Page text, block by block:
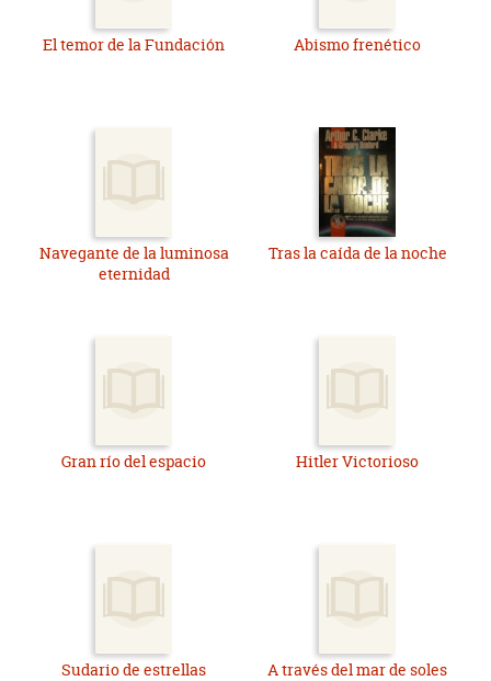
El temor de la Fundación Abismo frenético
Navegante de la luminosa
eternidad
Tras la caída de la noche
Gran río del espacio Hitler Victorioso
Sudario de estrellas A través del mar de soles